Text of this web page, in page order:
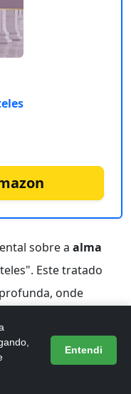
sobre a alma
Este tratado
onde
aspectos físicos,
a obra uma
Entendi